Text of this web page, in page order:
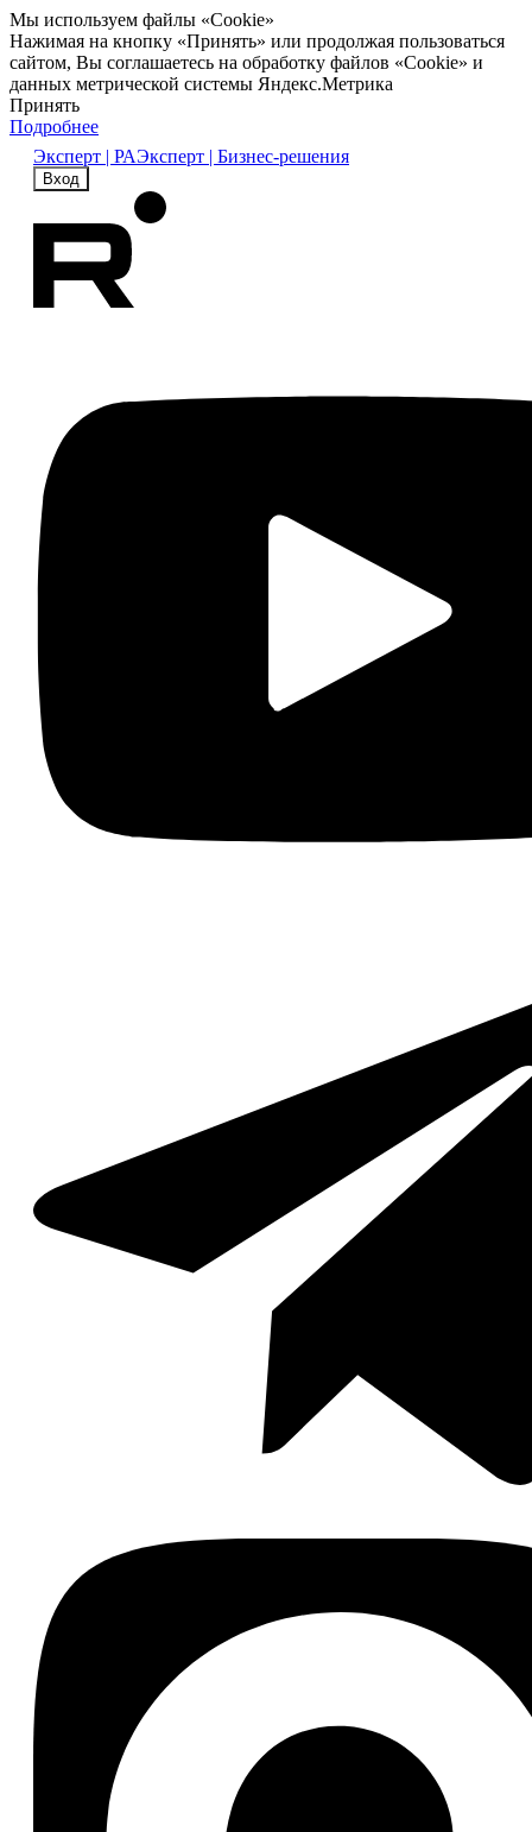
Мы используем файлы «Cookie»
Нажимая на кнопку «Принять» или продолжая пользоваться
сайтом, Вы соглашаетесь на обработку файлов «Cookie» и
данных метрической системы Яндекс.Метрика
Принять
Подробнее
Эксперт | РАЭксперт | Бизнес-решения
Вход